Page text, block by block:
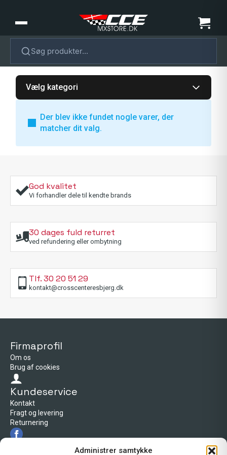
Administrer samtykke
Søg produkter...
Vælg kategori
Der blev ikke fundet nogle varer, der
matcher dit valg.
God kvalitet
Vi forhandler dele til kendte brands
30 dages fuld returret
ved refundering eller ombytning
Tlf. 30 20 51 29
kontakt@crosscenteresbjerg.dk
Firmaprofil
Om os
Brug af cookies
Kundeservice
Kontakt
Fragt og levering
Returnering